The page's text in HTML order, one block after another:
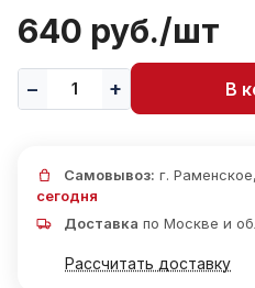
640 руб./шт
В
Самовывоз: г.
сегодня
Доставка по Москве и
Рассчитать доставку